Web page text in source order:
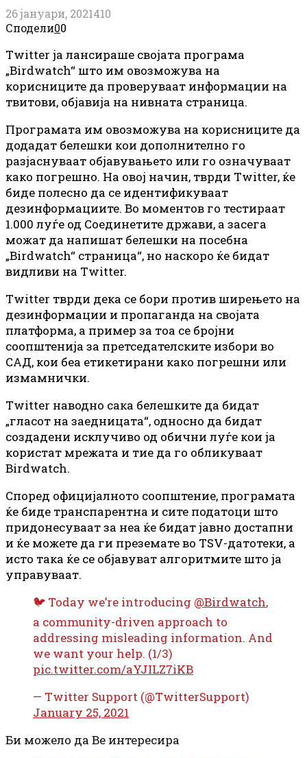
26 јануари, 2021410
Сподели00
Twitter ја лансираше својата програма
„Birdwatch“ што им овозможува на
корисниците да проверуваат информации на
твитови, објавија на нивната страница.
Програмата им овозможува на корисниците да
додадат белешки кои дополнително го
разјаснуваат објавувањето или го означуваат
како погрешно. На овој начин, тврди Twitter, ќе
биде полесно да се идентификуваат
дезинформациите. Во моментов го тестираат
1.000 луѓе од Соединетите држави, а засега
можат да напишат белешки на посебна
„Birdwatch“ страница“, но наскоро ќе бидат
видливи на Twitter.
Twitter тврди дека се бори против ширењето на
дезинформации и пропаганда на својата
платформа, а пример за тоа се бројни
соопштенија за претседателските избори во
САД, кои беа етикетирани како погрешни или
измамнички.
Twitter наводно сака белешките да бидат
„гласот на заедницата“, односно да бидат
создадени исклучиво од обични луѓе кои ја
користат мрежата и тие да го обликуваат
Birdwatch.
Според официјалното соопштение, програмата
ќе биде транспарентна и сите податоци што
придонесуваат за неа ќе бидат јавно достапни
и ќе можете да ги преземате во TSV-датотеки, а
исто така ќе се објавуват алгоритмите што ја
управуваат.
🐦 Today we’re introducing @Birdwatch,
a community-driven approach to
addressing misleading information. And
we want your help. (1/3)
pic.twitter.com/aYJILZ7iKB
— Twitter Support (@TwitterSupport)
January 25, 2021
Би можело да Ве интересира